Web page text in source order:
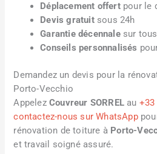
Déplacement offertpour le
Devis gratuitsous 24h
Garantie décennalesur
Conseils personnalisés
Demandez un devis pour la
Porto-Vecchio
AppelezCouvreur SORREL au +33
contactez-nous sur WhatsApp
rénovation de toiture à Porto-
et travail soigné assuré.